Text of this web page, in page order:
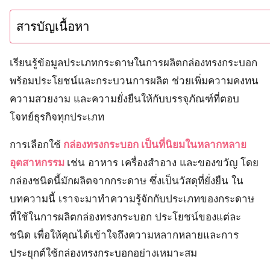
สารบัญเนื้อหา
เรียนรู้ข้อมูลประเภทกระดาษในการผลิตกล่องทรงกระบอก
พร้อมประโยชน์และกระบวนการผลิต ช่วยเพิ่มความคงทน
ความสวยงาม และความยั่งยืนให้กับบรรจุภัณฑ์ที่ตอบ
โจทย์ธุรกิจทุกประเภท
การเลือกใช้ กล่องทรงกระบอก เป็นที่นิยมในหลากหลาย
อุตสาหกรรม เช่น อาหาร เครื่องสำอาง และของขวัญ โดย
กล่องชนิดนี้มักผลิตจากกระดาษ ซึ่งเป็นวัสดุที่ยั่งยืน ใน
บทความนี้ เราจะมาทำความรู้จักกับประเภทของกระดาษ
ที่ใช้ในการผลิตกล่องทรงกระบอก ประโยชน์ของแต่ละ
ชนิด เพื่อให้คุณได้เข้าใจถึงความหลากหลายและการ
ประยุกต์ใช้กล่องทรงกระบอกอย่างเหมาะสม